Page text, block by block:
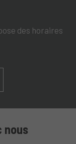
des horaires
nous